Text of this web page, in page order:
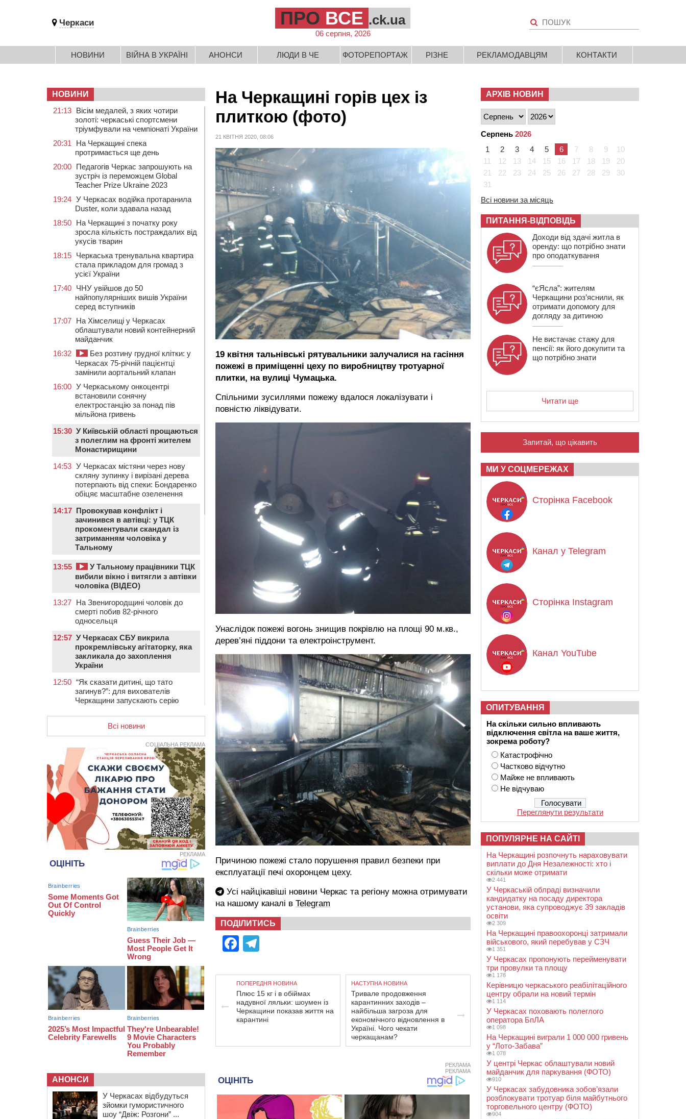
Черкаси ПРО ВСЕ .ck.ua
06 серпня, 2026
НОВИНИ ВІЙНА В УКРАЇНІ АНОНСИ ЛЮДИ В ЧЕ ФОТОРЕПОРТАЖ РІЗНЕ РЕКЛАМОДАВЦЯМ КОНТАКТИ
На Черкащині горів цех із
плиткою (фото)
21 КВІТНЯ 2020, 08:06
19 квітня тальнівські рятувальники залучалися на гасіння
пожежі в приміщенні цеху по виробництву тротуарної
плитки, на вулиці Чумацька.
Спільними зусиллями пожежу вдалося локалізувати і
повністю ліквідувати.
Унаслідок пожежі вогонь знищив покрівлю на площі 90 м.кв.,
дерев’яні піддони та електроінструмент.
Причиною пожежі стало порушення правил безпеки при
експлуатації печі охоронцем цеху.
Усі найцікавіші новини Черкас та регіону можна отримувати
на нашому каналі в Telegram
ПОДІЛИТИСЬ
Facebook
ПОПЕРЕДНЯ НОВИНА
Плюс 15 кг і в обіймах
надувної ляльки: шоумен із
Черкащини показав життя на
карантині
НАСТУПНА НОВИНА
Тривале продовження
карантинних заходів –
найбільша загроза для
економічного відновлення в
Україні. Чого чекати
черкащанам?
РЕКЛАМА
РЕКЛАМА
НОВИНИ
21:13 Вісім медалей, з яких чотири
золоті: черкаські спортсмени
тріумфували на чемпіонаті України
20:31
На Черкащині спека
протримається ще день
20:00 Педагогів Черкас запрошують на
зустріч із переможцем Global
Teacher Prize Ukraine 2023
19:24 У Черкасах водійка протаранила
Duster, коли здавала назад
18:50 На Черкащині з початку року
зросла кількість постраждалих від
укусів тварин
18:15 Черкаська тренувальна квартира
стала прикладом для громад з
усієї України
17:40 ЧНУ увійшов до 50
найпопулярніших вишів України
серед вступників
17:07 На Хімселищі у Черкасах
облаштували новий контейнерний
майданчик
16:32
Без розтину грудної клітки: у
Черкасах 75-річній пацієнтці
замінили аортальний клапан
16:00 У Черкаському онкоцентрі
встановили сонячну
електростанцію за понад пів
мільйона гривень
15:30 У Київській області прощаються
з полеглим на фронті жителем
Монастирищини
14:53 У Черкасах містяни через нову
скляну зупинку і вирізані дерева
потерпають від спеки: Бондаренко
обіцяє масштабне озеленення
14:17 Провокував конфлікт і
зачинився в автівці: у ТЦК
прокоментували скандал із
затриманням чоловіка у
Тальному
13:55
У Тальному працівники ТЦК
вибили вікно і витягли з автівки
чоловіка (ВІДЕО)
13:27 На Звенигородщині чоловік до
смерті побив 82-річного
односельця
12:57 У Черкасах СБУ викрила
прокремлівську агітаторку, яка
закликала до захоплення
України
12:50 “Як сказати дитині, що тато
загинув?”: для вихователів
Черкащини запускають серію
На Золотоніщині вже десяту
добу гасять пожежу торфу
11:35
Від 80 гривень за кілограм: в
Україні прогнозують стрибок цін на
гречку
10:56
Захисника зі Звенигородщини,
який обороняв Авдіївку,
нагородили “Комбатантським
хрестом”
10:10
На Черкащині п’яний мотоцикліст
зіткнувся з мопедом: двоє людей у
лікарні
09:42 Ветерани МСК “Дніпро” вибороли
бронзу чемпіонату України
08:57 На Уманщині підрядника
зобов’язали сплатити понад 670
тис грн штрафу за незаконні зміни
до договору
директора Мокрокалигірського
психоневрологічного інтернату
Уманські міграційники видворили з
країни грузина, який відсидів
термін у колонії
Всі новини
СОЦІАЛЬНА РЕКЛАМА
РЕКЛАМА
АНОНСИ
У Черкасах відбудуться
зйомки гумористичного
шоу “Двіж: Розгони” ...
АРХІВ НОВИН
Серпень 2026
1
2 3 4 5 6 7 8 9
10
11
12 13 14 15 16 17 18 19
20
21
22 23 24 25 26 27 28 29
30
31
Всі новини за місяць
ПИТАННЯ-ВІДПОВІДЬ
Доходи від здачі житла в
оренду: що потрібно знати
про оподаткування
“єЯсла”: жителям
Черкащини роз’яснили, як
отримати допомогу для
догляду за дитиною
Не вистачає стажу для
пенсії: як його докупити та
що потрібно знати
Читати ще
Запитай, що цікавить
МИ У СОЦМЕРЕЖАХ
Сторінка Facebook
Канал у Telegram
Сторінка Instagram
Канал YouTube
ОПИТУВАННЯ
На скільки сильно впливають
відключення світла на ваше життя,
зокрема роботу?
Катастрофічно
Частково відчутно
Майже не впливають
Не відчуваю
Переглянути результати
ПОПУЛЯРНЕ НА САЙТІ
На Черкащині розпочнуть нараховувати
виплати до Дня Незалежності: хто і
скільки може отримати
2 441
У Черкаській облраді визначили
кандидатку на посаду директора
установи, яка супроводжує 39 закладів
освіти
2 309
На Черкащині правоохоронці затримали
військового, який перебував у СЗЧ
1 351
У Черкасах пропонують перейменувати
три провулки та площу
1 178
Керівницю черкаського реабілітаційного
центру обрали на новий термін
1 114
У Черкасах поховають полеглого
оператора БпЛА
1 098
На Черкащині виграли 1 000 000 гривень
у “Лото-Забава”
1 078
У центрі Черкас облаштували новий
майданчик для паркування (ФОТО)
910
У Черкасах забудовника зобов’язали
розблокувати тротуар біля майбутнього
торговельного центру (ФОТО)
904